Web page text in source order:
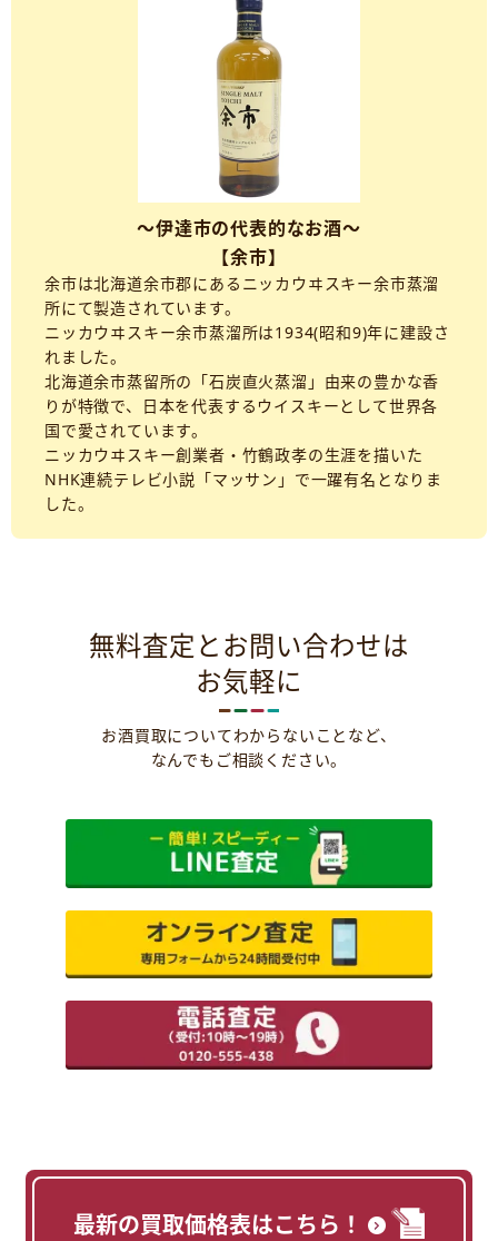
～伊達市の代表的なお酒～
【余市】
余市は北海道余市郡にあるニッカウヰスキー余市蒸溜
所にて製造されています。
ニッカウヰスキー余市蒸溜所は1934(昭和9)年に建設さ
れました。
北海道余市蒸留所の「石炭直火蒸溜」由来の豊かな香
りが特徴で、日本を代表するウイスキーとして世界各
国で愛されています。
ニッカウヰスキー創業者・竹鶴政孝の生涯を描いた
NHK連続テレビ小説「マッサン」で一躍有名となりま
した。
無料査定とお問い合わせは
お気軽に
お酒買取についてわからないことなど、
なんでもご相談ください。
最新の買取価格表はこちら！